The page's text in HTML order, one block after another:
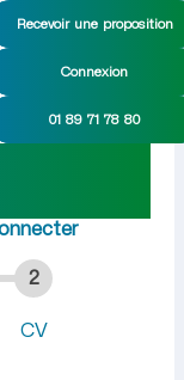
Recevoir une proposition
Connexion
01 89 71 78 80
àTerny-
2
CV